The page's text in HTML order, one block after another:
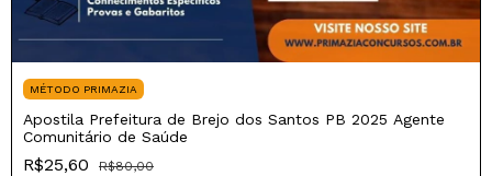
MÉTODO PRIMAZIA
Apostila Prefeitura de Brejo dos Santos PB 2025 Agente
Comunitário de Saúde
R$25,60
R$80,00